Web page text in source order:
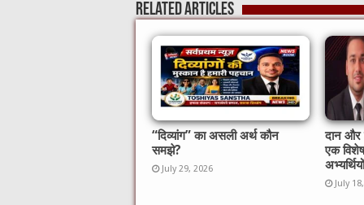
Related Articles
“दिव्यांग” का असली अर्थ कौन
समझे?
July 29, 2026
दान और
एक
July